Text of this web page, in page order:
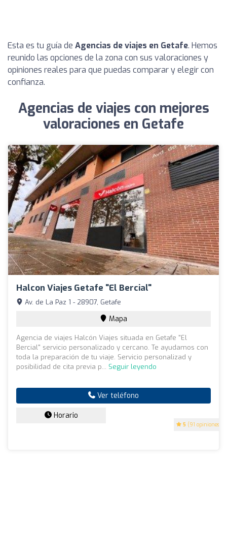
Esta es tu guía de Agencias de viajes en Getafe. Hemos
reunido las opciones de la zona con sus valoraciones y
opiniones reales para que puedas comparar y elegir con
confianza.
Agencias de viajes con mejores
valoraciones en Getafe
Halcon Viajes Getafe "El Bercial"
5 (91 opiniones)
Av. de La Paz 1 - 28907, Getafe
Mapa
Agencia de viajes Halcón Viajes situada en Getafe "El
Bercial" servicio personalizado y cercano. Te ayudamos con
toda la preparación de tu viaje. Servicio personalizad y
posibilidad de cita previa p... Seguir leyendo
Ver teléfono
Horario